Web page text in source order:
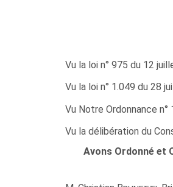
Vu la loi n° 975 du 12
Vu la loi n° 1.049 du 28
Vu Notre Ordonnance
Vu la délibération du
Avons Ordonné et